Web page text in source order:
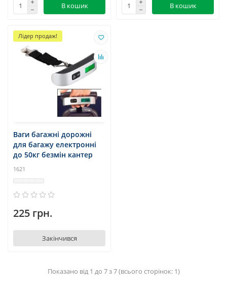
В кошик В кошик
Лідер продаж!
Ваги багажні дорожні
для багажу електронні
до 50кг безмін кантер
1621
225 грн.
Закінчився
Показано від 1 до 7 з 7 (всього сторінок: 1)